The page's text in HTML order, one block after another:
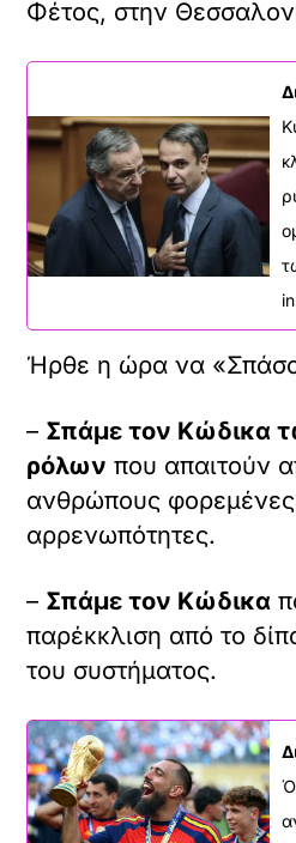
Φέτος, στην
Ήρθε η ώρα να
– Σπάμε τον Κώδικα
ρόλων που απαιτούν
ανθρώπους φορεμένες
αρρενωπότητες.
– Σπάμε τον Κώδικα
παρέκκλιση από το
του συστήματος.